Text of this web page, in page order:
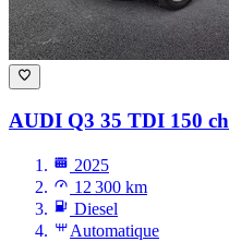
AUDI Q3 35 TDI 150
2025
12 300 km
Diesel
Automatique